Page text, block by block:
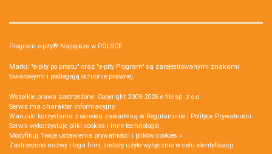
Program e-pity® Najlepsze w POLSCE.
Marki: "e-pity po prostu" oraz "e-pity Program" są zarejestrowanymi znakami
towarowymi i podlegają ochronie prawnej.
Wszelkie prawa zastrzeżone. Copyright 2009-2026 e-file sp. z o.o.
Serwis ma charakter informacyjny.
Warunki korzystania z serwisu zawarte są w Regulaminie i Polityce Prywatności.
Serwis wykorzystuje pliki cookies i inne technologie.
Modyfikuj Twoje ustawienia prywatności i plików cookies »
Zastrzeżone nazwy i loga firm, zostały użyte wyłącznie w celu identyfikacji.